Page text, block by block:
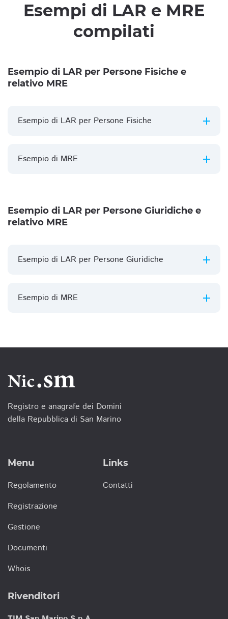
Esempi di LAR e MRE
compilati
Esempio di LAR per Persone Fisiche e
relativo MRE
Esempio di LAR per Persone Fisiche
Esempio di MRE
Esempio di LAR per Persone Giuridiche e
relativo MRE
Esempio di LAR per Persone Giuridiche
Esempio di MRE
Registro e anagrafe dei Domini
della Repubblica di San Marino
Menu
Regolamento
Registrazione
Gestione
Documenti
Whois
Links
Contatti
Rivenditori